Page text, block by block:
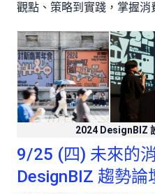
觀點、策略到實踐，掌握消
2024 DesignBIZ
9/25 (四) 未來的
DesignBIZ 趨勢論